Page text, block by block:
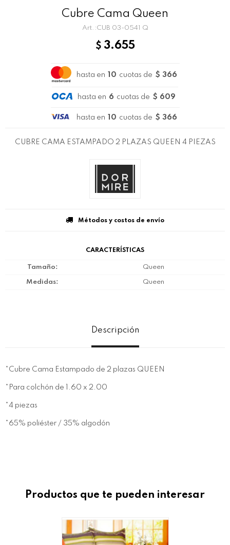
Cubre Cama Queen
CUB 03-0541 Q
$ 3.655
hasta en 10 cuotas de $ 366
hasta en 6 cuotas de $ 609
hasta en 10 cuotas de $ 366
CUBRE CAMA ESTAMPADO 2 PLAZAS QUEEN 4 PIEZAS
Métodos y costos de envío
CARACTERÍSTICAS
Tamaño Queen
Medidas Queen
Descripción
*Cubre Cama Estampado de 2 plazas QUEEN
*Para colchón de 1.60 x 2.00
*4 piezas
*65% poliéster / 35% algodón
Productos que te pueden interesar